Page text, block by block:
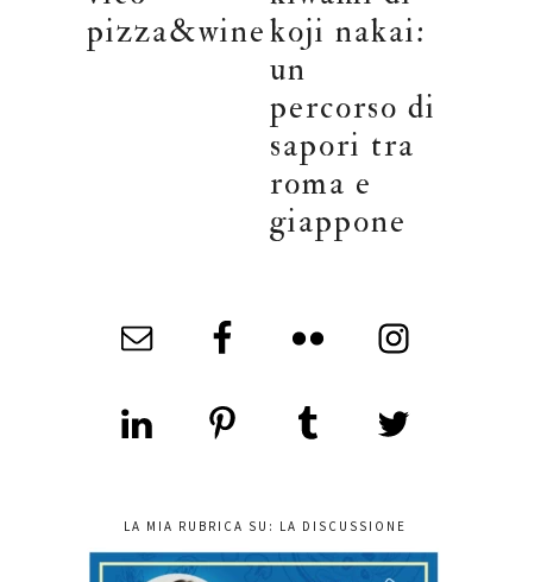
pizza&winekoji nakai:
un
percorso di
sapori tra
roma e
giappone
LA MIA RUBRICA SU: LA DISCUSSIONE